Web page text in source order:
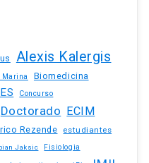
Alexis Kalergis
Marina Biomedicina
Concurso
Doctorado ECIM
Rezende estudiantes
Jaksic Fisiologia